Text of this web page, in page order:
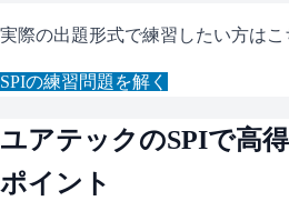
実際の出題形式で練習したい方はこ
SPIの練習問題を解く
ユアテックのSPIで高
ポイント